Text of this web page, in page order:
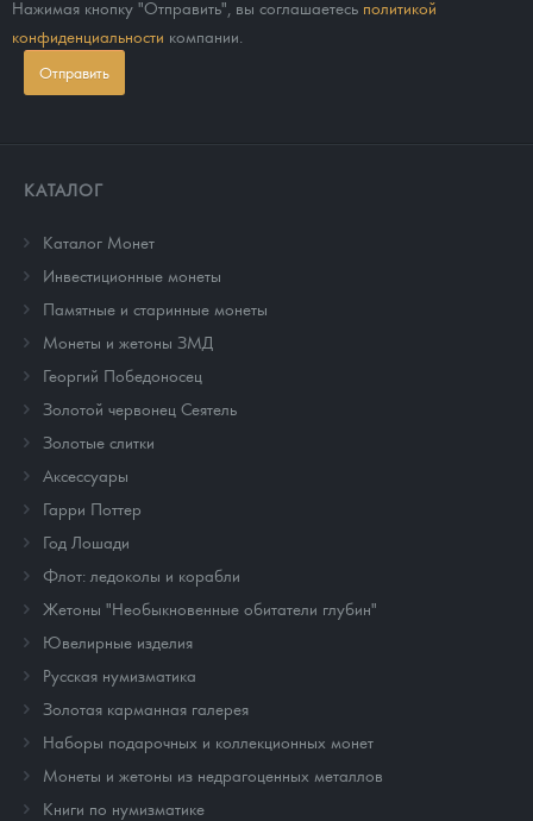
Нажимая кнопку "Отправить", вы соглашаетесь политикой
конфиденциальности компании.
Отправить
КАТАЛОГ
Каталог Монет
Инвестиционные монеты
Памятные и старинные монеты
Монеты и жетоны ЗМД
Георгий Победоносец
Золотой червонец Сеятель
Золотые слитки
Аксессуары
Гарри Поттер
Год Лошади
Флот: ледоколы и корабли
Жетоны "Необыкновенные обитатели глубин"
Ювелирные изделия
Русская нумизматика
Золотая карманная галерея
Наборы подарочных и коллекционных монет
Монеты и жетоны из недрагоценных металлов
Книги по нумизматике